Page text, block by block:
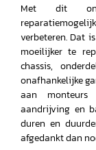
Met dit
verbeteren. Dat
moeilijker te
chassis,
onafhankelijke
aan monteurs
aandrijving en
duren en
afgedankt dan